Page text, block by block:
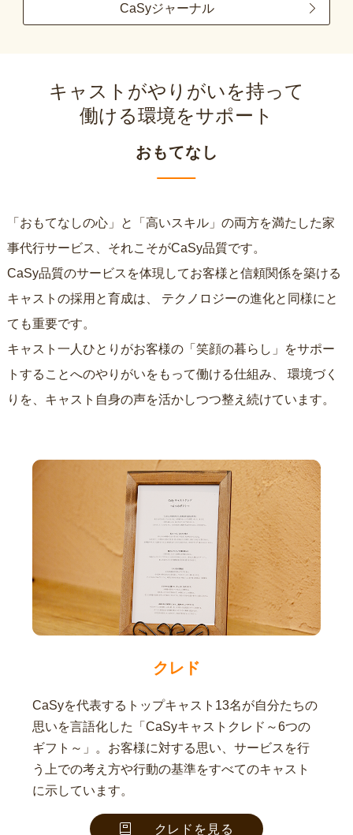
CaSyジャーナル
キャストがやりがいを持って
働ける環境をサポート
おもてなし
「おもてなしの心」と「高いスキル」の両方を満たした家
事代行サービス、それこそがCaSy品質です。
CaSy品質のサービスを体現してお客様と信頼関係を築ける
キャストの採用と育成は、
ても重要です。
キャスト一人ひとりがお客様の「笑顔の暮らし」をサポー
トすることへのやりがいをもって働ける仕組み、
りを、キャスト自身の声を活かしつつ整え続けています。
クレド
CaSyを代表するトップキャスト13名が自分たちの
思いを言語化した「CaSyキャストクレド～6つの
ギフト～」。お客様に対する思い、サービスを行
う上での考え方や行動の基準をすべてのキャスト
に示しています。
クレドを見る